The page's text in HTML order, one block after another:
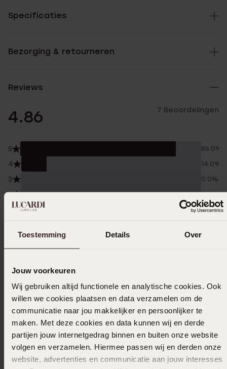
Toestemming Details Over
Jouw voorkeuren
Wij gebruiken altijd functionele en analytische cookies. Ook
willen we cookies plaatsen en data verzamelen om de
communicatie naar jou makkelijker en persoonlijker te
maken. Met deze cookies en data kunnen wij en derde
partijen jouw internetgedrag binnen en buiten onze website
volgen en verzamelen. Hiermee passen wij en derden onze
website, advertenties en communicatie aan jouw interesses
Specificaties
Bezorging & retourneren
Reviews
4.86 7 Beoordelingen
5 86.0%
4 14.0%
3 0.0%
2 0.0%
0.0%
Verzameld onder de Gebruiksvoorwaarden
van
22-12-2023 - Karin K.
Mijn moeder was er blij mee!